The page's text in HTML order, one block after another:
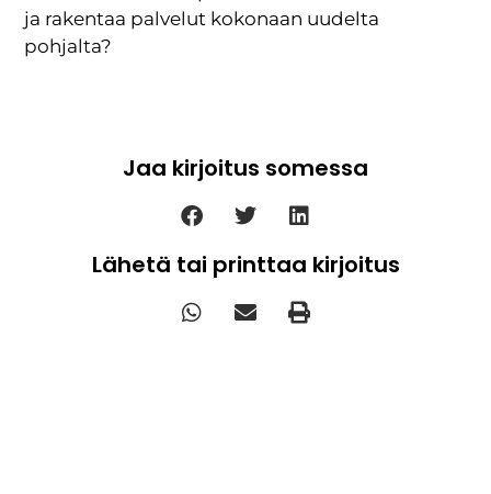
ja rakentaa palvelut kokonaan uudelta
pohjalta?
Jaa kirjoitus somessa
Lähetä tai printtaa kirjoitus